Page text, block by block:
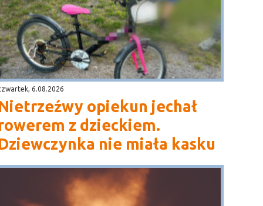
6.08.2026
opiekun jechał
z dzieckiem.
nie miała kasku